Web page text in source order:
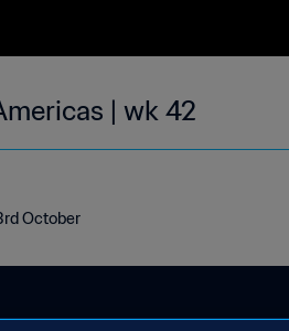
| wk 42
October